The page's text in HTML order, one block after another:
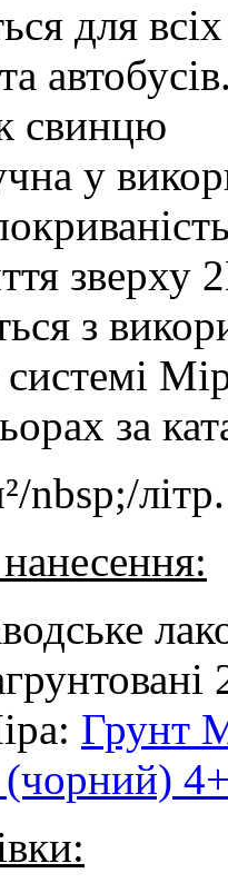
для
свинцю
у
з
за
nbsp;/літр.
Грунт